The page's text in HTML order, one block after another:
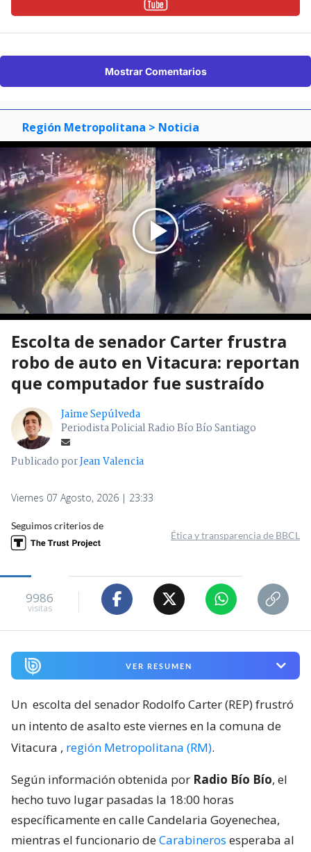
Mostrar Comentarios
Región Metropolitana > Noticia
Escolta de senador Carter frustra
robo de auto en Vitacura: reportan
que computador fue sustraído
Jaime Sepúlveda
Periodista Policial Radio Bío Bío Santiago
Publicado porJean Valencia
Viernes 07 Agosto, 2026 | 23:33
Seguimos criterios de
Ética y transparencia de BBCL
9986
visitas
VER RESUMEN
Un escolta del senador Rodolfo Carter (REP) frustró
un intento de asalto este viernes en la comuna de
Vitacura , región Metropolitana (RM).
Según información obtenida por Radio Bío Bío, el
hecho tuvo lugar pasadas la 18:00 horas
específicamente en calle Candelaria Goyenechea,
mientras el funcionario deCarabineros esperaba al